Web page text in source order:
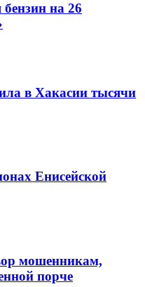
на 26
в Хакасии тысячи
Енисейской
мошенникам,
порче